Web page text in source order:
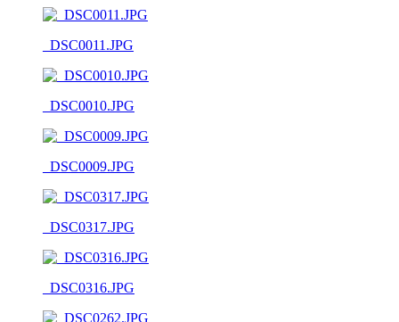
_DSC0011.JPG
_DSC0010.JPG
_DSC0009.JPG
_DSC0317.JPG
_DSC0316.JPG